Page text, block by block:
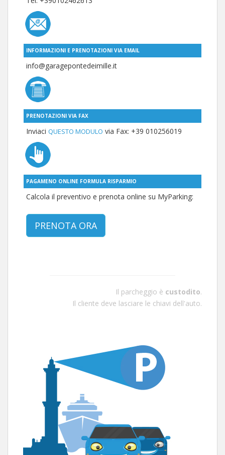
INFORMAZIONI E PRENOTAZIONI VIA EMAIL
info@garagepontedeimille.it
PRENOTAZIONI VIA FAX
Inviaci QUESTO MODULO via Fax: +39 010256019
PAGAMENO ONLINE FORMULA RISPARMIO
Calcola il preventivo e prenota online su MyParking:
PRENOTA ORA
Il parcheggio è custodito.
Il cliente deve lasciare le chiavi dell'auto.